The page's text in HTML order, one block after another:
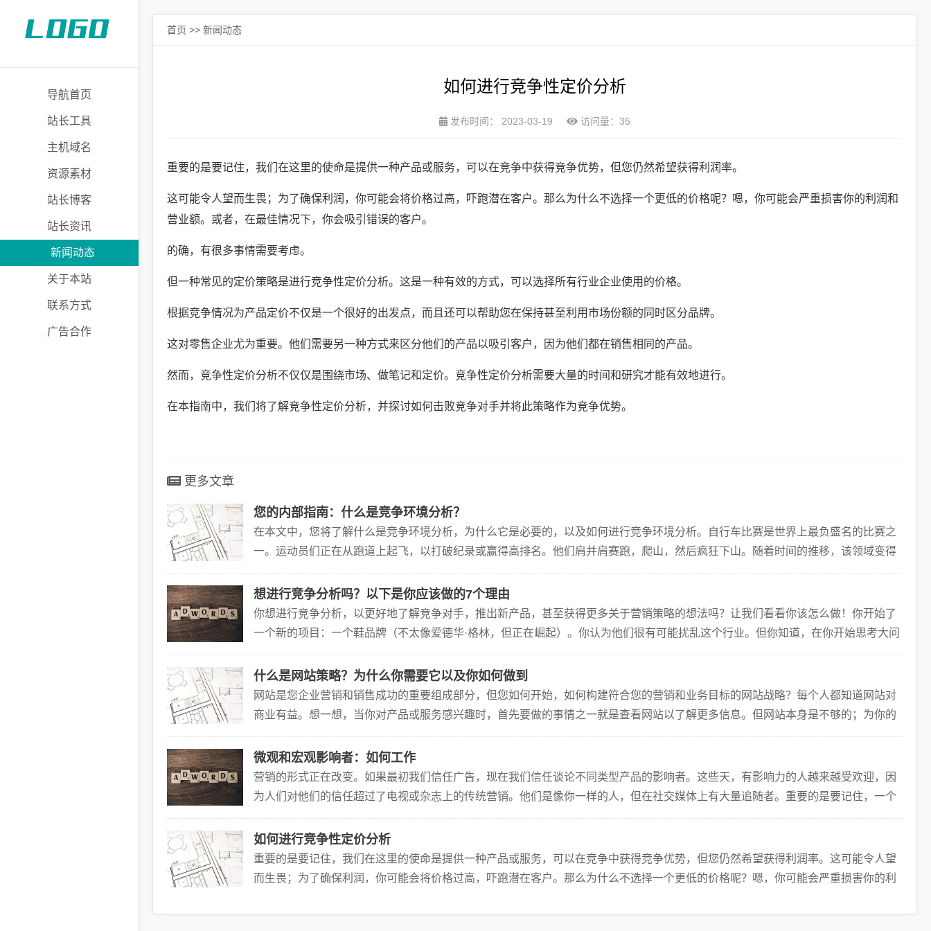
导航首页
站长工具
主机域名
资源素材
站长博客
站长资讯
新闻动态
关于本站
联系方式
广告合作
首页 >> 新闻动态
如何进行竞争性定价分析
发布时间： 2023-03-19 访问量：35
重要的是要记住，我们在这里的使命是提供一种产品或服务，可以在竞争中获得竞争优势，但您仍然希望获得利润率。
这可能令人望而生畏；为了确保利润，你可能会将价格过高，吓跑潜在客户。那么为什么不选择一个更低的价格呢？嗯，你可能会严重损害你的利润和
营业额。或者，在最佳情况下，你会吸引错误的客户。
的确，有很多事情需要考虑。
但一种常见的定价策略是进行竞争性定价分析。这是一种有效的方式，可以选择所有行业企业使用的价格。
根据竞争情况为产品定价不仅是一个很好的出发点，而且还可以帮助您在保持甚至利用市场份额的同时区分品牌。
这对零售企业尤为重要。他们需要另一种方式来区分他们的产品以吸引客户，因为他们都在销售相同的产品。
然而，竞争性定价分析不仅仅是围绕市场、做笔记和定价。竞争性定价分析需要大量的时间和研究才能有效地进行。
在本指南中，我们将了解竞争性定价分析，并探讨如何击败竞争对手并将此策略作为竞争优势。
更多文章
您的内部指南：什么是竞争环境分析？
在本文中，您将了解什么是竞争环境分析，为什么它是必要的，以及如何进行竞争环境分析。自行车比赛是世界上最负盛名的比赛之
一。运动员们正在从跑道上起飞，以打破纪录或赢得高排名。他们肩并肩赛跑，爬山，然后疯狂下山。随着时间的推移，该领域变得
更具挑战性。比赛进行得越久，队伍就越瘦。的确，一个最强壮的骑车人会站
想进行竞争分析吗？以下是你应该做的7个理由
你想进行竞争分析，以更好地了解竞争对手，推出新产品，甚至获得更多关于营销策略的想法吗？让我们看看你该怎么做！你开始了
一个新的项目：一个鞋品牌（不太像爱德华·格林，但正在崛起）。你认为他们很有可能扰乱这个行业。但你知道，在你开始思考大问
题之前，你必须更好地了解你的环境。您需要探索产品的竞争环境，以确定
什么是网站策略？为什么你需要它以及你如何做到
网站是您企业营销和销售成功的重要组成部分，但您如何开始，如何构建符合您的营销和业务目标的网站战略？每个人都知道网站对
商业有益。想一想，当你对产品或服务感兴趣时，首先要做的事情之一就是查看网站以了解更多信息。但网站本身是不够的；为你的
网站布局、设计和内容制定一个清晰的战略对于一个伟大的企业来说是必要的
微观和宏观影响者：如何工作
营销的形式正在改变。如果最初我们信任广告，现在我们信任谈论不同类型产品的影响者。这些天，有影响力的人越来越受欢迎，因
为人们对他们的信任超过了电视或杂志上的传统营销。他们是像你一样的人，但在社交媒体上有大量追随者。重要的是要记住，一个
有影响力的人可以拥有一小部分追随者，但仍然比拥有大量追随者的其他人更
如何进行竞争性定价分析
重要的是要记住，我们在这里的使命是提供一种产品或服务，可以在竞争中获得竞争优势，但您仍然希望获得利润率。这可能令人望
而生畏；为了确保利润，你可能会将价格过高，吓跑潜在客户。那么为什么不选择一个更低的价格呢？嗯，你可能会严重损害你的利